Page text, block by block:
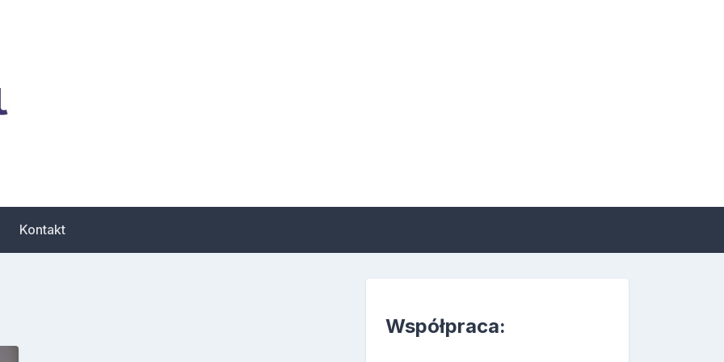
porad dotyczących suplementacji i
Kontakt
Współpraca: